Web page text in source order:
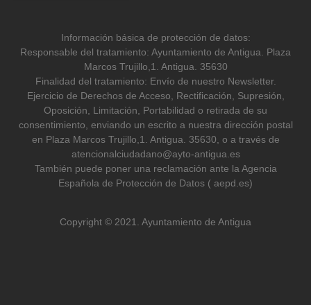
Información básica de protección de datos:
Responsable del tratamiento: Ayuntamiento de Antigua. Plaza
Marcos Trujillo,1. Antigua. 35630
Finalidad del tratamiento: Envío de nuestro Newsletter.
Ejercicio de Derechos de Acceso, Rectificación, Supresión,
Oposición, Limitación, Portabilidad o retirada de su
consentimiento, enviando un escrito a nuestra dirección postal
en Plaza Marcos Trujillo,1. Antigua. 35630, o a través de
atencionalciudadano@ayto-antigua.es
También puede poner una reclamación ante la Agencia
Española de Protección de Datos ( aepd.es)
Copyright © 2021. Ayuntamiento de Antigua